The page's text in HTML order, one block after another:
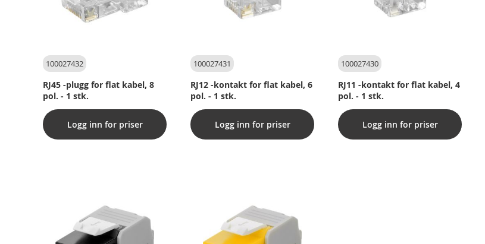
100027432
RJ45 -plugg for flat kabel, 8
pol. - 1 stk.
Logg inn for priser
100027431
RJ12 -kontakt for flat kabel, 6
pol. - 1 stk.
Logg inn for priser
100027430
RJ11 -kontakt for flat kabel, 4
pol. - 1 stk.
Logg inn for priser